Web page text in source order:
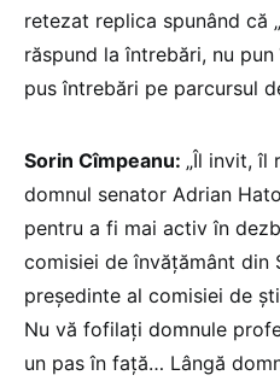
retezat replica spunând că
răspund la întrebări, nu
pus întrebări pe parcursul
Sorin Cîmpeanu: „Îl invit, îl
domnul senator Adrian
pentru a fi mai activ în
comisiei de învățământ din
președinte al comisiei de
Nu vă fofilați domnule
un pas în față… Lângă